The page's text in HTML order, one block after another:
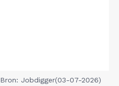
Bron: Jobdigger(03-07-2026)